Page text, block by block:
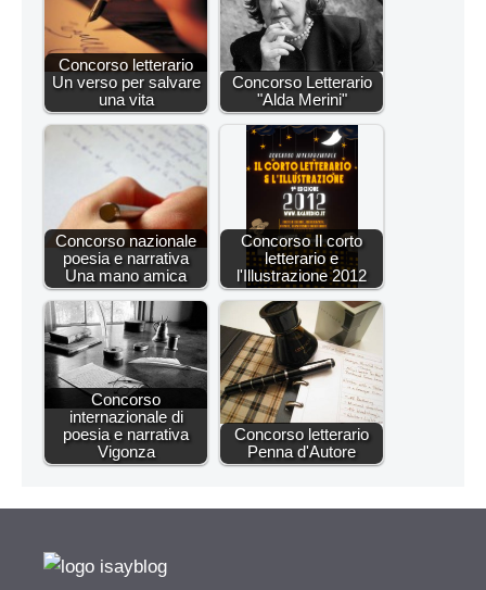
Concorso letterario
Un verso per salvare
una vita
Concorso Letterario
"Alda Merini"
Concorso nazionale
poesia e narrativa
Una mano amica
Concorso Il corto
letterario e
l'Illustrazione 2012
Concorso
internazionale di
poesia e narrativa
Vigonza
Concorso letterario
Penna d'Autore